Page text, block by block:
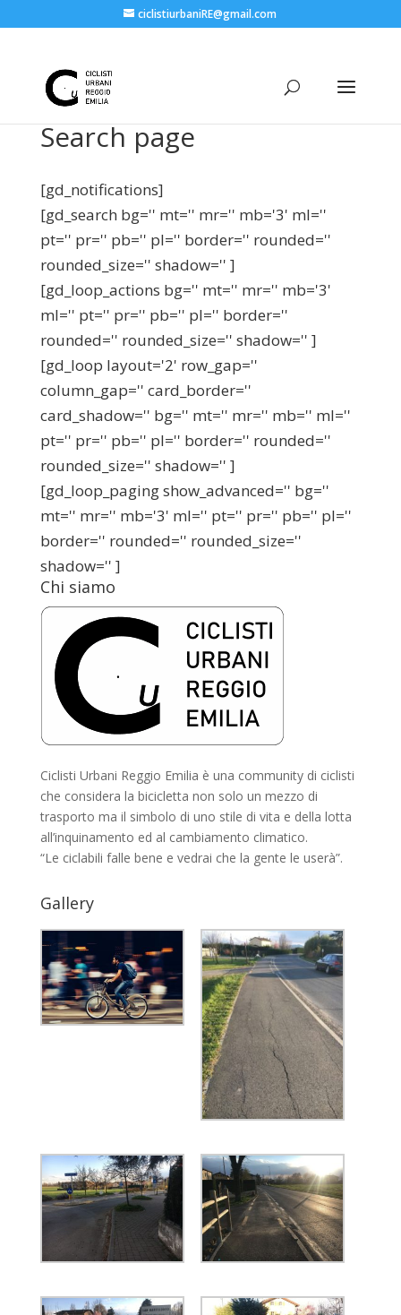
ciclistiurbaniRE@gmail.com
Search page
[gd_notifications]
[gd_search bg='' mt='' mr='' mb='3' ml=''
pt='' pr='' pb='' pl='' border='' rounded=''
rounded_size='' shadow='' ]
[gd_loop_actions bg='' mt='' mr='' mb='3'
ml='' pt='' pr='' pb='' pl='' border=''
rounded='' rounded_size='' shadow='' ]
[gd_loop layout='2' row_gap=''
column_gap='' card_border=''
card_shadow='' bg='' mt='' mr='' mb='' ml=''
pt='' pr='' pb='' pl='' border='' rounded=''
rounded_size='' shadow='' ]
[gd_loop_paging show_advanced='' bg=''
mt='' mr='' mb='3' ml='' pt='' pr='' pb='' pl=''
border='' rounded='' rounded_size=''
shadow='' ]
Chi siamo
Ciclisti Urbani Reggio Emilia è una community di ciclisti
che considera la bicicletta non solo un mezzo di
trasporto ma il simbolo di uno stile di vita e della lotta
all’inquinamento ed al cambiamento climatico.
“Le ciclabili falle bene e vedrai che la gente le userà”.
Gallery